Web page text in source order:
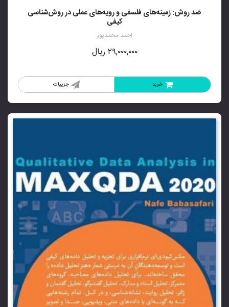
ضد روش: زمینه‌های فلسفی و رویه‌های عملی در روش‌شناسی
کیفی
احمد محمدپور
۲۹,۰۰۰,۰۰۰ ریال
جزییات خرید